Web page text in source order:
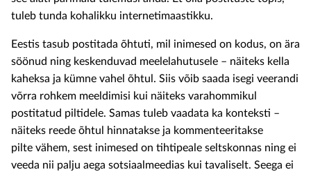
tuleb tunda kohalikku internetimaastikku.
Eestis tasub postitada õhtuti, mil inimesed on kodus, on ära
söönud ning keskenduvad meelelahutusele – näiteks kella
kaheksa ja kümne vahel õhtul. Siis võib saada isegi veerandi
võrra rohkem meeldimisi kui näiteks varahommikul
postitatud piltidele. Samas tuleb vaadata ka konteksti –
näiteks reede õhtul hinnatakse ja kommenteeritakse
pilte vähem, sest inimesed on tihtipeale seltskonnas ning ei
veeda nii palju aega sotsiaalmeedias kui tavaliselt. Seega ei